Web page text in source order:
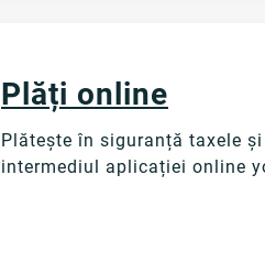
Plăți online
Plătește în siguranță taxele
intermediul aplicației online